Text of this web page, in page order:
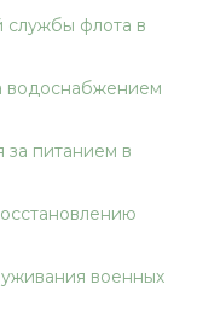
службы флота в
водоснабжением
за питанием в
военных